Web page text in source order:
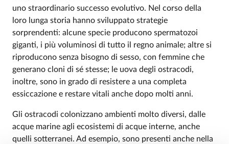
uno straordinario successo evolutivo. Nel corso della
loro lunga storia hanno sviluppato strategie
sorprendenti: alcune specie producono spermatozoi
giganti, i più voluminosi di tutto il regno animale; altre si
riproducono senza bisogno di sesso, con femmine che
generano cloni di sé stesse; le uova degli ostracodi,
inoltre, sono in grado di resistere a una completa
essiccazione e restare vitali anche dopo molti anni.
Gli ostracodi colonizzano ambienti molto diversi, dalle
acque marine agli ecosistemi di acque interne, anche
quelli sotterranei. Ad esempio, sono presenti anche nella